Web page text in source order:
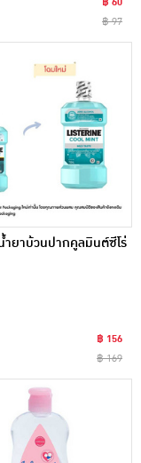
฿ 97
ำยาบ้วนปากคูลมินต์ซีโร่
฿ 156
฿ 169